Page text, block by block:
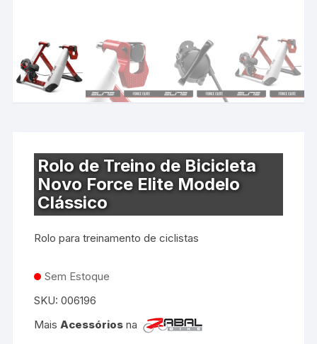
Rolo de Treino de Bicicleta
Novo Force Elite Modelo
Clássico
Rolo para treinamento de ciclistas
Sem Estoque
SKU:006196
MaisAcessórios na